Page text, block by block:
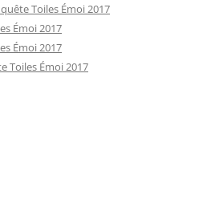
Toiles Émoi 2017
Émoi 2017
Émoi 2017
Toiles Émoi 2017